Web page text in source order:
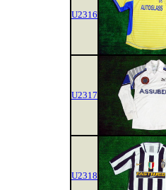
U2316
U2317
U2318